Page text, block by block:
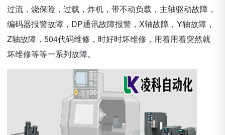
过流，烧保险，过载，炸机，带不动负载，主轴驱动故障，
编码器报警故障，DP通讯故障报警，X轴故障，Y轴故障，
Z轴故障，504代码维修，时好时坏维修，用着用着突然就
坏维修等等一系列故障。